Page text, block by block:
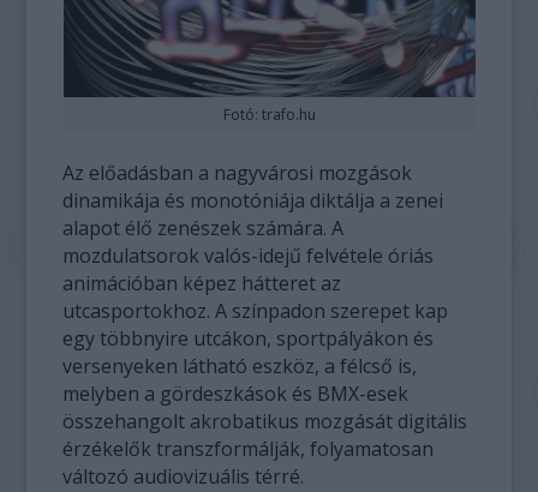
Fotó: trafo.hu
Az előadásban a nagyvárosi mozgások
dinamikája és monotóniája diktálja a zenei
alapot élő zenészek számára. A
mozdulatsorok valós-idejű felvétele óriás
animációban képez hátteret az
utcasportokhoz. A színpadon szerepet kap
egy többnyire utcákon, sportpályákon és
versenyeken látható eszköz, a félcső is,
melyben a gördeszkások és BMX-esek
összehangolt akrobatikus mozgását digitális
érzékelők transzformálják, folyamatosan
változó audiovizuális térré.